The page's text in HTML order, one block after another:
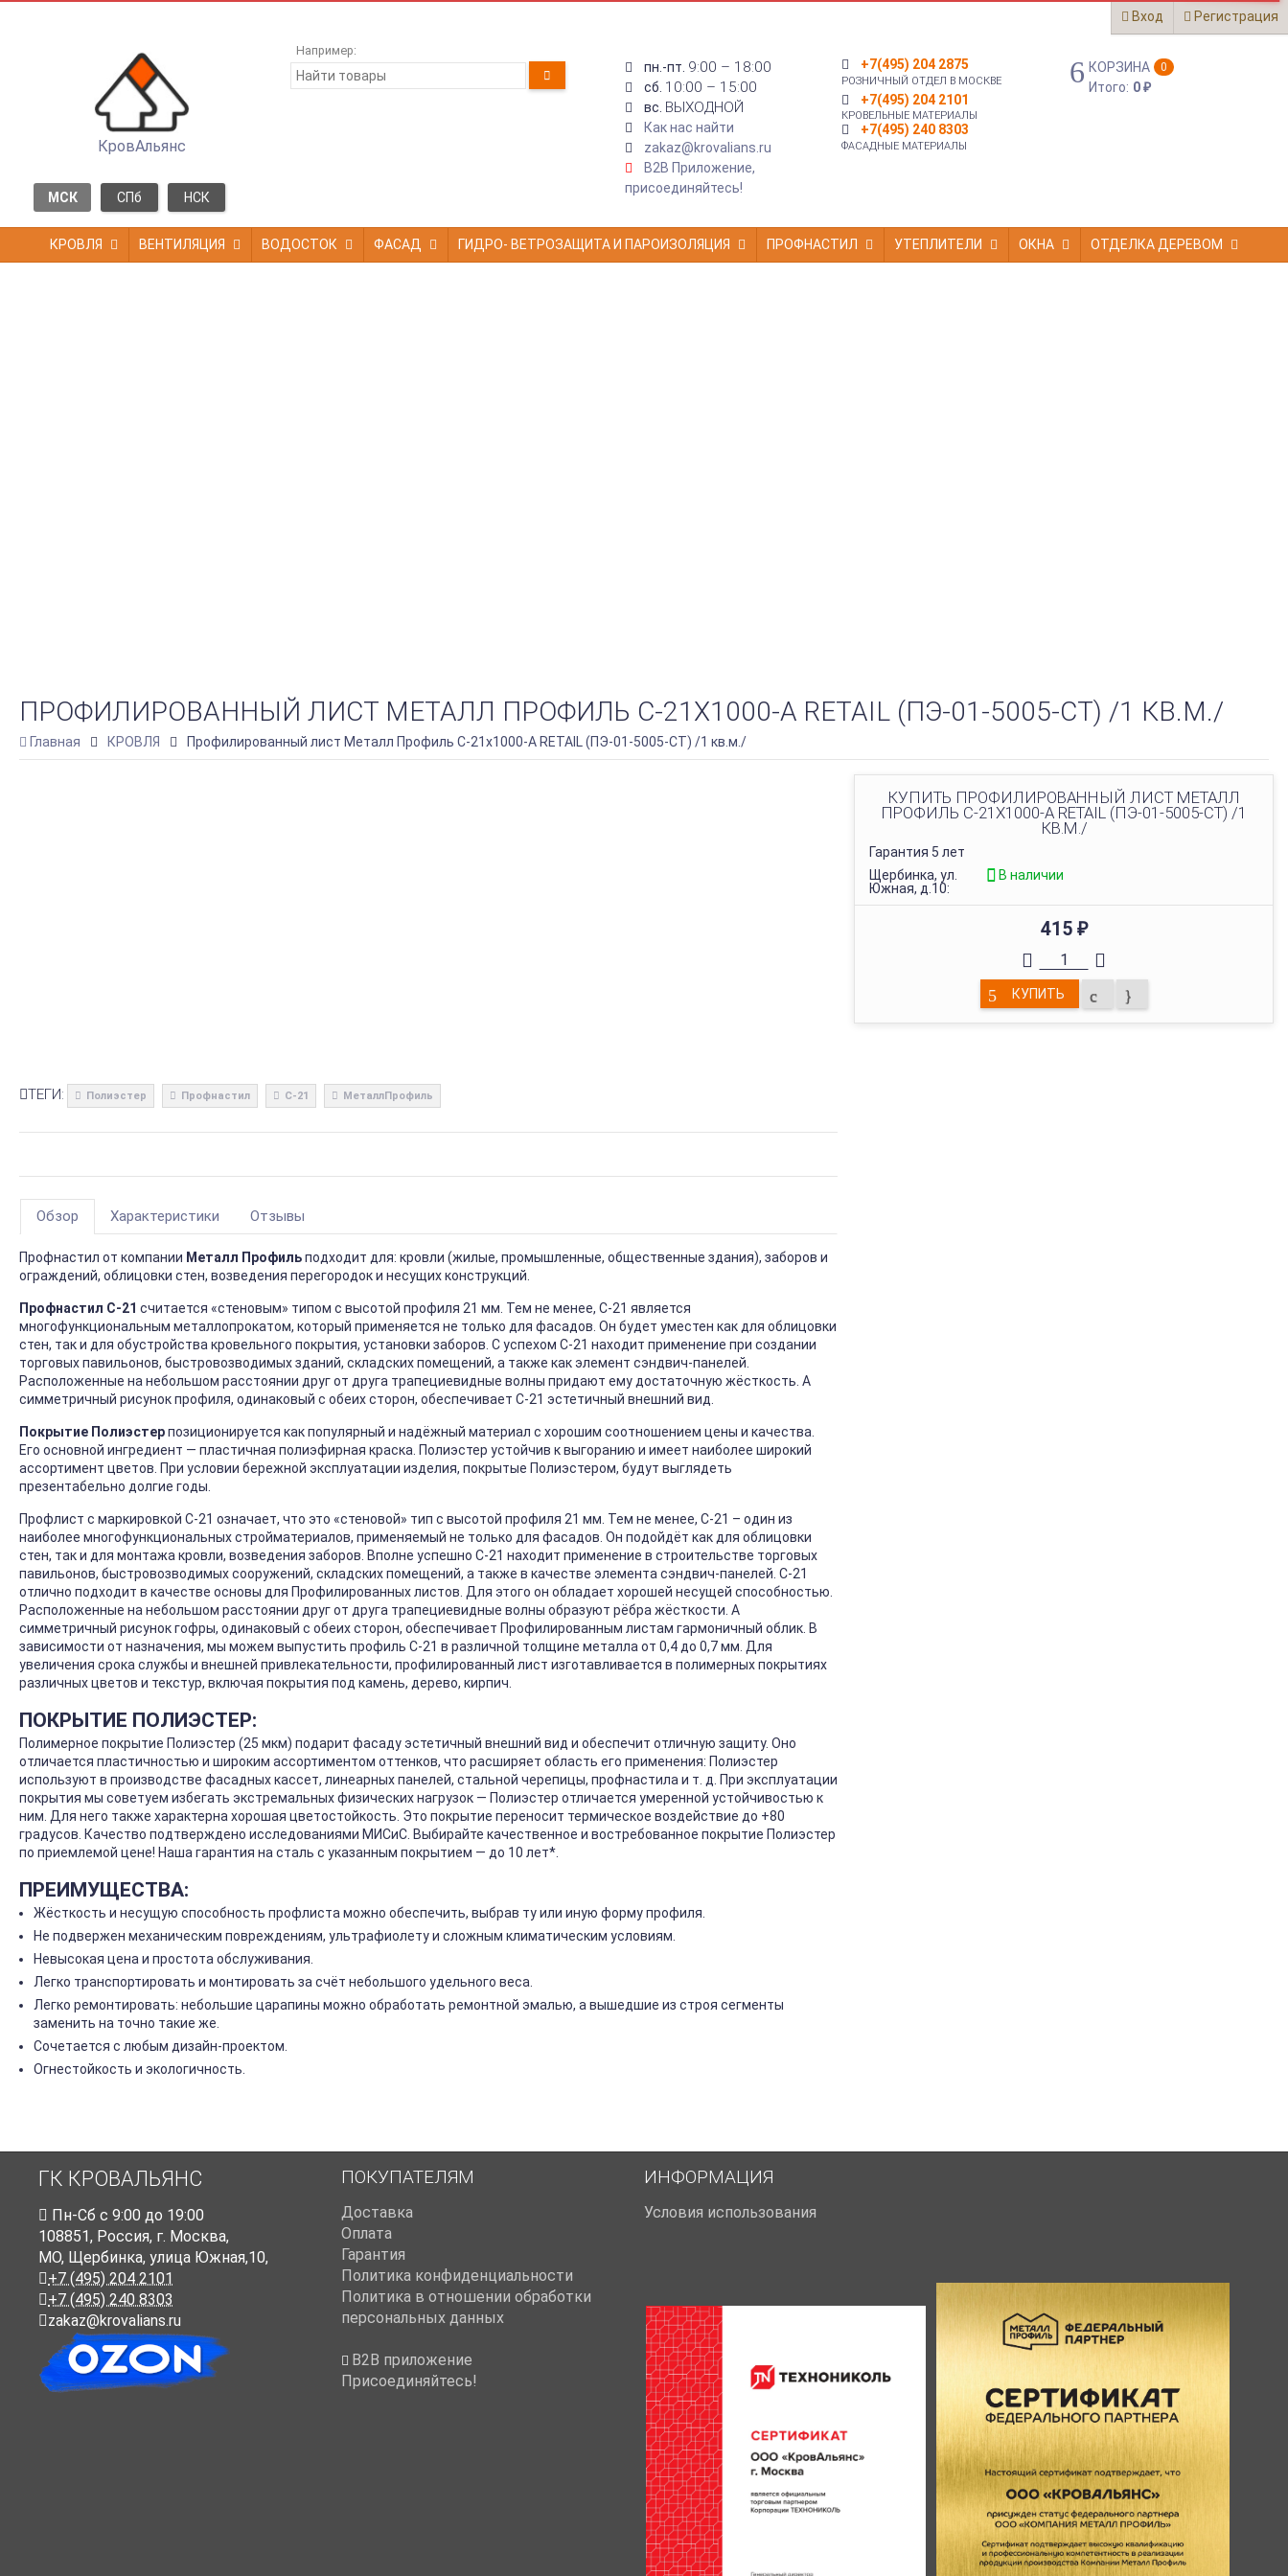
Вход Регистрация
КровАльянс
МСК СПб НСК
Например:
пн.-пт. 9:00 – 18:00
сб. 10:00 – 15:00
вс. ВЫХОДНОЙ
Как нас найти
zakaz@krovalians.ru
B2B Приложение,
присоединяйтесь!
+7(495) 204 2875
РОЗНИЧНЫЙ ОТДЕЛ В МОСКВЕ
+7(495) 204 2101
КРОВЕЛЬНЫЕ МАТЕРИАЛЫ
+7(495) 240 8303
ФАСАДНЫЕ МАТЕРИАЛЫ
КОРЗИНА 0
Итого: 0₽
КРОВЛЯ ВЕНТИЛЯЦИЯ ВОДОСТОК ФАСАД ГИДРО- ВЕТРОЗАЩИТА И ПАРОИЗОЛЯЦИЯ ПРОФНАСТИЛ УТЕПЛИТЕЛИ ОКНА ОТДЕЛКА ДЕРЕВОМ
ПРОФИЛИРОВАННЫЙ ЛИСТ МЕТАЛЛ ПРОФИЛЬ С-21Х1000-A RETAIL (ПЭ-01-5005-СТ) /1 КВ.М./
Главная КРОВЛЯ Профилированный лист Металл Профиль С-21х1000-A RETAIL (ПЭ-01-5005-СТ) /1 кв.м./
КУПИТЬ ПРОФИЛИРОВАННЫЙ ЛИСТ МЕТАЛЛ
ПРОФИЛЬ С-21Х1000-A RETAIL (ПЭ-01-5005-СТ) /1
КВ.М./
Гарантия 5 лет
Щербинка, ул.
Южная, д.10:
В наличии
415 ₽
КУПИТЬ
ТЕГИ: Полиэстер Профнастил С-21 МеталлПрофиль
Обзор Характеристики Отзывы
Профнастил от компании Металл Профильподходит для: кровли (жилые, промышленные, общественные здания), заборов и
ограждений, облицовки стен, возведения перегородок и несущих конструкций.
Профнастил С-21 считается «стеновым» типом с высотой профиля 21 мм. Тем не менее, С-21 является
многофункциональным металлопрокатом, который применяется не только для фасадов. Он будет уместен как для облицовки
стен, так и для обустройства кровельного покрытия, установки заборов. С успехом С-21 находит применение при создании
торговых павильонов, быстровозводимых зданий, складских помещений, а также как элемент сэндвич-панелей.
Расположенные на небольшом расстоянии друг от друга трапециевидные волны придают ему достаточную жёсткость. А
симметричный рисунок профиля, одинаковый с обеих сторон, обеспечивает С-21 эстетичный внешний вид.
Покрытие Полиэстерпозиционируется как популярный и надёжный материал с хорошим соотношением цены и качества.
Его основной ингредиент — пластичная полиэфирная краска. Полиэстер устойчив к выгоранию и имеет наиболее широкий
ассортимент цветов. При условии бережной эксплуатации изделия, покрытые Полиэстером, будут выглядеть
презентабельно долгие годы.
Профлист с маркировкой С-21 означает, что это «стеновой» тип с высотой профиля 21 мм. Тем не менее, С-21 – один из
наиболее многофункциональных стройматериалов, применяемый не только для фасадов. Он подойдёт как для облицовки
стен, так и для монтажа кровли, возведения заборов. Вполне успешно С-21 находит применение в строительстве торговых
павильонов, быстровозводимых сооружений, складских помещений, а также в качестве элемента сэндвич-панелей. С-21
отлично подходит в качестве основы для Профилированных листов. Для этого он обладает хорошей несущей способностью.
Расположенные на небольшом расстоянии друг от друга трапециевидные волны образуют рёбра жёсткости. А
симметричный рисунок гофры, одинаковый с обеих сторон, обеспечивает Профилированным листам гармоничный облик. В
зависимости от назначения, мы можем выпустить профиль С-21 в различной толщине металла от 0,4 до 0,7 мм. Для
увеличения срока службы и внешней привлекательности, профилированный лист изготавливается в полимерных покрытиях
различных цветов и текстур, включая покрытия под камень, дерево, кирпич.
ПОКРЫТИЕ ПОЛИЭСТЕР:
Полимерное покрытие Полиэстер (25 мкм) подарит фасаду эстетичный внешний вид и обеспечит отличную защиту. Оно
отличается пластичностью и широким ассортиментом оттенков, что расширяет область его применения: Полиэстер
используют в производстве фасадных кассет, линеарных панелей, стальной черепицы, профнастила и т. д. При эксплуатации
покрытия мы советуем избегать экстремальных физических нагрузок — Полиэстер отличается умеренной устойчивостью к
ним. Для него также характерна хорошая цветостойкость. Это покрытие переносит термическое воздействие до +80
градусов. Качество подтверждено исследованиями МИСиС. Выбирайте качественное и востребованное покрытие Полиэстер
по приемлемой цене! Наша гарантия на сталь с указанным покрытием — до 10 лет*.
ПРЕИМУЩЕСТВА:
Жёсткость и несущую способность профлиста можно обеспечить, выбрав ту или иную форму профиля.
Не подвержен механическим повреждениям, ультрафиолету и сложным климатическим условиям.
Невысокая цена и простота обслуживания.
Легко транспортировать и монтировать за счёт небольшого удельного веса.
Легко ремонтировать: небольшие царапины можно обработать ремонтной эмалью, а вышедшие из строя сегменты
заменить на точно такие же.
Сочетается с любым дизайн-проектом.
Огнестойкость и экологичность.
ГК КРОВАЛЬЯНС
Пн-Cб с 9:00 до 19:00
108851, Россия, г. Москва,
МО, Щербинка, улица Южная,10,
+7 (495) 204 2101
+7 (495) 240 8303
zakaz@krovalians.ru
ПОКУПАТЕЛЯМ
Доставка
Оплата
Гарантия
Политика конфиденциальности
Политика в отношении обработки
персональных данных
B2B приложение
Присоединяйтесь!
ИНФОРМАЦИЯ
Условия использования